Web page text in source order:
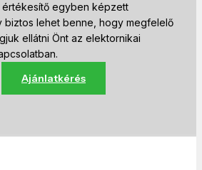
értékesítő egyben képzett
biztos lehet benne, hogy megfelelő
ellátni Önt az elektornikai
Ajánlatkérés